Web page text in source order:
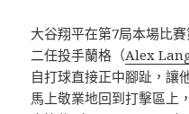
大谷翔平在第7局本場比
二任投手蘭格（Alex
自打球直接正中腳趾，讓
馬上敬業地回到打擊區上